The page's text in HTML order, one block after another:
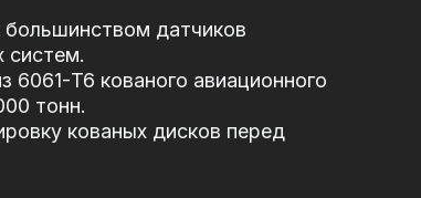
датчиков
систем.
6061-T6 кованого авиационного
тонн.
кованых дисков перед